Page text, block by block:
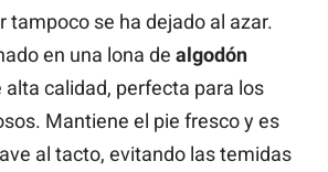
tampoco se ha dejado al azar.
en una lona de algodón
alta calidad, perfecta para los
Mantiene el pie fresco y es
al tacto, evitando las temidas